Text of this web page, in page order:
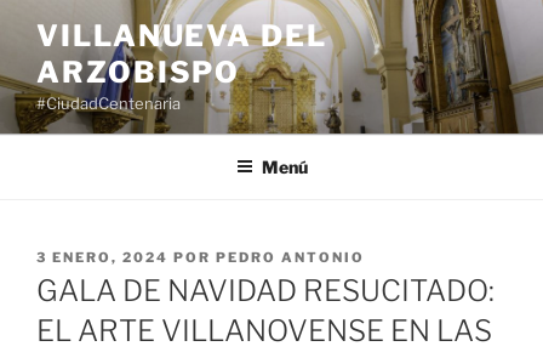
contenido
VILLANUEVA DEL
ARZOBISPO
#CiudadCentenaria
Menú
PUBLICADO
EL
3 ENERO, 2024 POR PEDRO ANTONIO
GALA DE NAVIDAD RESUCITADO:
EL ARTE VILLANOVENSE EN LAS